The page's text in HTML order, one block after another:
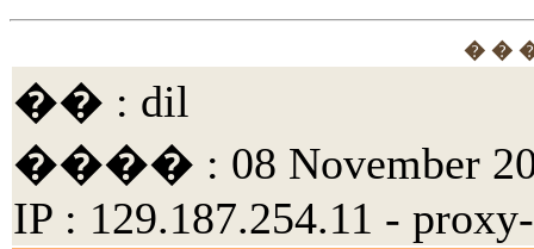
� �
�� : dil
���� : 08 November
IP : 129.187.254.11 -